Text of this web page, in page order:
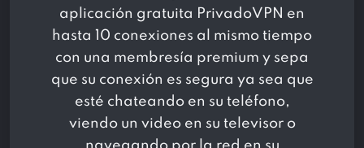
aplicación gratuita PrivadoVPN en
hasta 10 conexiones al mismo tiempo
con una membresía premium y sepa
que su conexión es segura ya sea que
esté chateando en su teléfono,
viendo un video en su televisor o